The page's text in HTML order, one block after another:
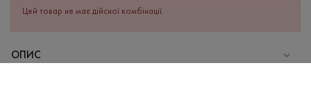
Цей товар не має дійсної комбінації.
ОПИС